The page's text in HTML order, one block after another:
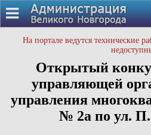
На портале ведутся технические
Открытый
управляющей
управления
№ 2а по ул.